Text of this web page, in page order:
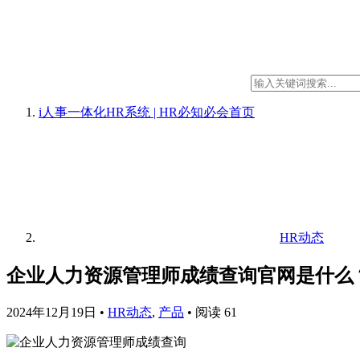
i人事一体化HR系统 | HR必知必会首页
HR动态
企业人力资源管理师成绩查询官网是什么
2024年12月19日 • HR动态, 产品 • 阅读 61